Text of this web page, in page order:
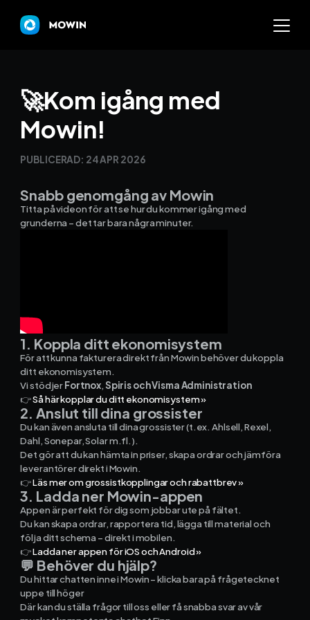
Priser
Nyheter
Ekonomisystem
Fortnox
Spiris
Visma Administration
Funktioner
Arbetsorder
🚀Kom igång med
Mowin!
PUBLICERAD: 24 APR 2026
Snabb genomgång av Mowin
Titta på videon för att se hur du kommer igång med
grunderna – det tar bara några minuter.
1. Koppla ditt ekonomisystem
För att kunna fakturera direkt från Mowin behöver du koppla
ditt ekonomisystem.
Vi stödjer Fortnox,Spiris och Visma Administration
👉Så här kopplar du ditt ekonomisystem »
2. Anslut till dina grossister
Du kan även ansluta till dina grossister (t.ex. Ahlsell, Rexel,
Dahl, Sonepar, Solar m.fl.).
Det gör att du kan hämta in priser, skapa ordrar och jämföra
leverantörer direkt i Mowin.
👉Läs mer om grossistkopplingar och rabattbrev »
3. Ladda ner Mowin-appen
Appen är perfekt för dig som jobbar ute på fältet.
Du kan skapa ordrar, rapportera tid, lägga till material och
följa ditt schema – direkt i mobilen.
👉Ladda ner appen för iOS och Android »
💬 Behöver du hjälp?
Du hittar chatten inne i Mowin – klicka bara på frågetecknet
uppe till höger
Där kan du ställa frågor till oss eller få snabba svar av vår